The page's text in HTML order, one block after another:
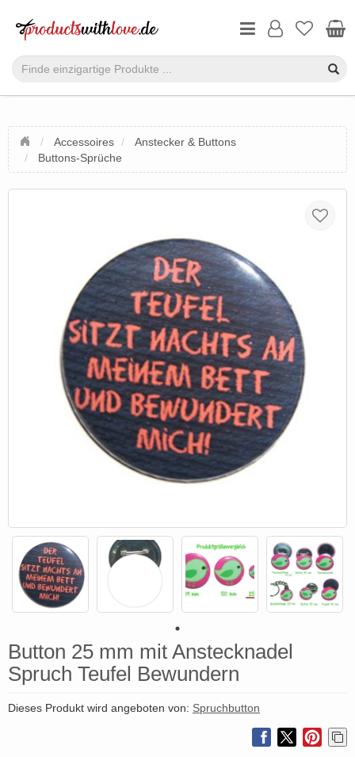
Accessoires
Anstecker & Buttons
Buttons-Sprüche
Button 25 mm mit Anstecknadel
Spruch Teufel Bewundern
Dieses Produkt wird angeboten von: Spruchbutton